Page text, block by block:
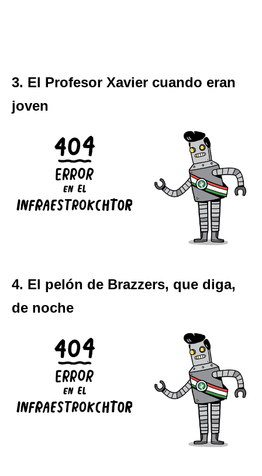
3. El Profesor Xavier cuando eran
joven
4. El pelón de Brazzers, que diga,
de noche